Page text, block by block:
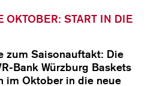
START IN DIE
zum Saisonauftakt: Die
Bank Würzburg Baskets
im Oktober in die neue